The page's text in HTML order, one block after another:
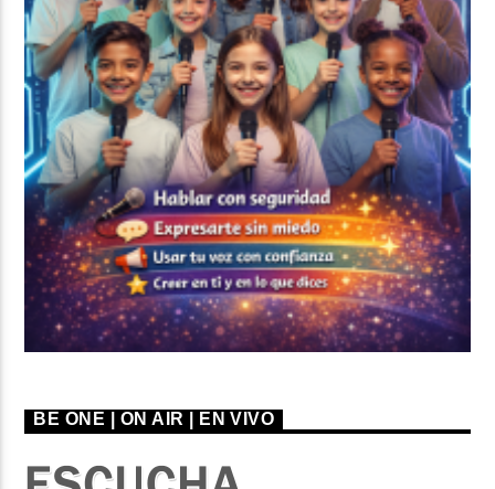
BE ONE | ON AIR | EN VIVO